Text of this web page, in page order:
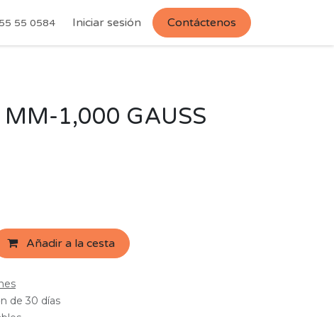
55 0584 Iniciar sesión Contáctenos
1,000 GAUSS
Añadir a la cesta
de 30 días